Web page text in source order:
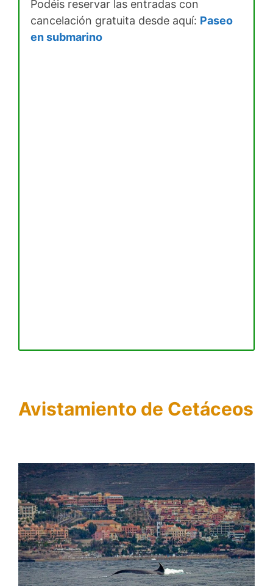
Podéis reservar las entradas con
cancelación gratuita desde aquí: Paseo
en submarino
Avistamiento de Cetáceos